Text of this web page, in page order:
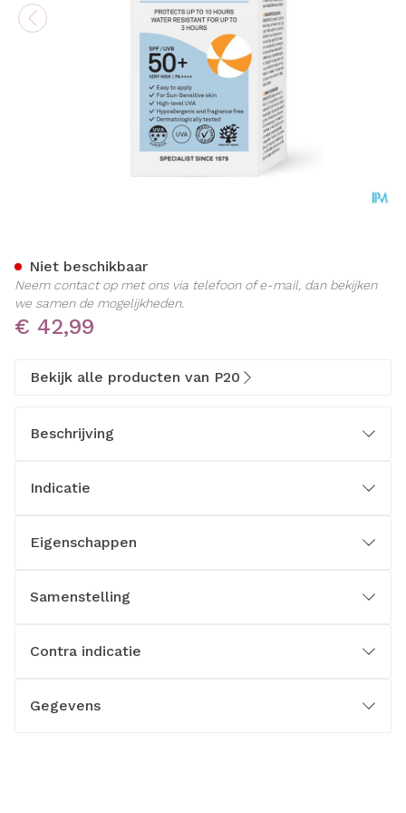
€ 42,99
Niet beschikbaar
Neem contact op met ons via telefoon of e-mail, dan bekijken
we samen de mogelijkheden.
Bekijk alle producten van P20
Beschrijving
Indicatie
Eigenschappen
Samenstelling
Contra indicatie
Gegevens